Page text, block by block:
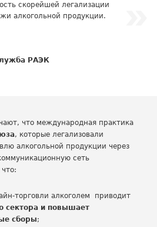
скорейшей легализации
алкогольной продукции.
РАЭК
что международная практика
, которые легализовали
алкогольной продукции через
сеть
торговли алкоголем приводит
сектора и повышает
сборы;